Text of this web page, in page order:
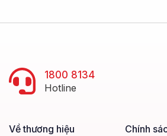
1800 8134
Hotline
Về thương hiệu
Chính